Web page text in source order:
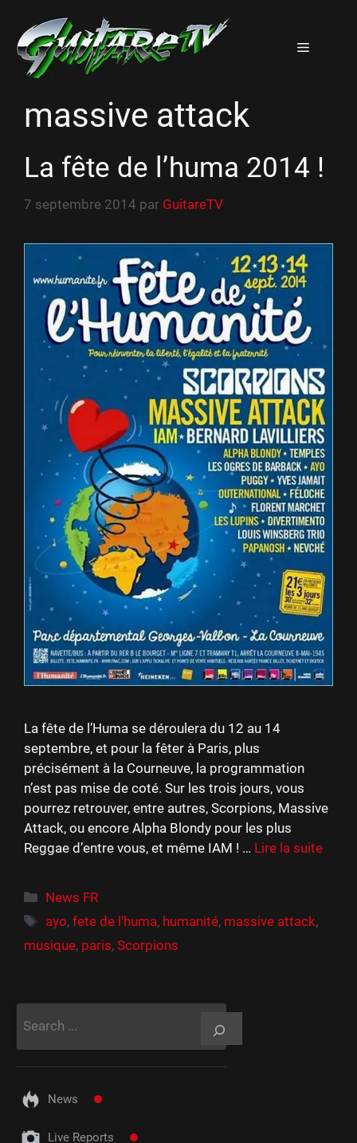
contenu
Menu
massive attack
La fête de l’huma 2014 !
7 septembre 2014 par GuitareTV
La fête de l’Huma se déroulera du 12 au 14
septembre, et pour la fêter à Paris, plus
précisément à la Courneuve, la programmation
n’est pas mise de coté. Sur les trois jours, vous
pourrez retrouver, entre autres, Scorpions, Massive
Attack, ou encore Alpha Blondy pour les plus
Reggae d’entre vous, et même IAM ! … Lire la suite
Catégories
News FR
Étiquettes
ayo,fete de l'huma, humanité, massive attack,
musique, paris, Scorpions
News
Live Reports